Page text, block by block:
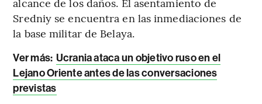
Sredniy se encuentra en las inmediaciones de
la base militar de Belaya.
Ver más: Ucrania ataca un objetivo ruso en el
Lejano Oriente antes de las conversaciones
previstas